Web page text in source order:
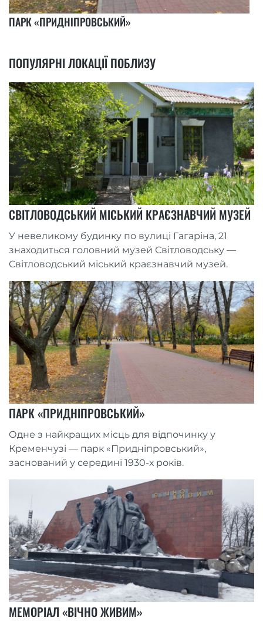
ПАРК «ПРИДНІПРОВСЬКИЙ»
ПОПУЛЯРНІ ЛОКАЦІЇ ПОБЛИЗУ
СВІТЛОВОДСЬКИЙ МІСЬКИЙ КРАЄЗНАВЧИЙ МУЗЕЙ
У невеликому будинку по вулиці Гагаріна, 21
знаходиться головний музей Світловодську —
Світловодський міський краєзнавчий музей.
ПАРК «ПРИДНІПРОВСЬКИЙ»
Одне з найкращих місць для відпочинку у
Кременчузі — парк «Придніпровський»,
заснований у середині 1930-х років.
МЕМОРІАЛ «ВІЧНО ЖИВИМ»